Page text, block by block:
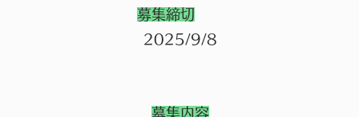
募集締切
2025/9/8
募集内容